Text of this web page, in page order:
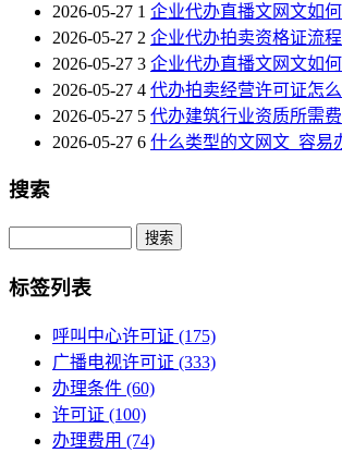
2026-05-27 1 企业代办直播文网文如
2026-05-27 2 企业代办拍卖资格证流
2026-05-27 3 企业代办直播文网文如
2026-05-27 4 代办拍卖经营许可证怎
2026-05-27 5 代办建筑行业资质所需费
2026-05-27 6 什么类型的文网文_容易
搜索
Search
标签列表
呼叫中心许可证 (175)
广播电视许可证 (333)
办理条件 (60)
许可证 (100)
办理费用 (74)